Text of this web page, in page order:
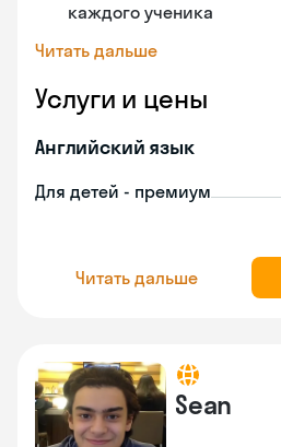
каждого ученика
Читать дальше
Услуги и цены
Английский язык
Для детей - премиум
Читать дальше
Sean